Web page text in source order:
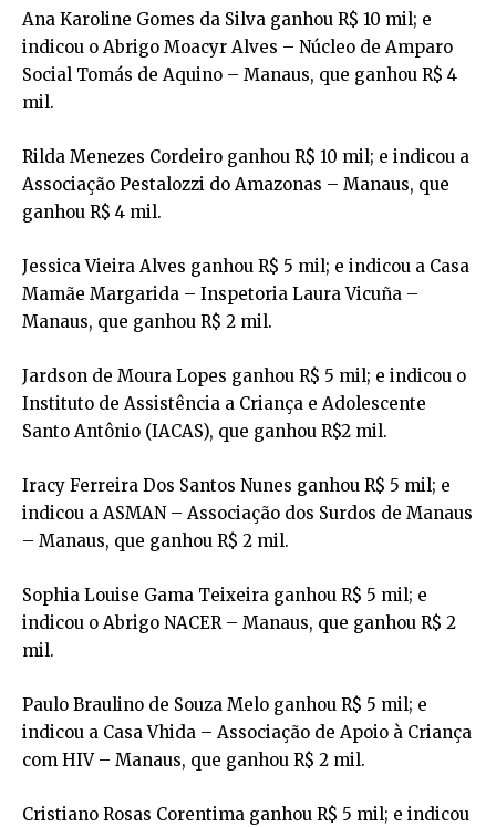
Ana Karoline Gomes da Silva ganhou R$ 10 mil; e
indicou o Abrigo Moacyr Alves – Núcleo de Amparo
Social Tomás de Aquino – Manaus, que ganhou R$ 4
mil.
Rilda Menezes Cordeiro ganhou R$ 10 mil; e indicou a
Associação Pestalozzi do Amazonas – Manaus, que
ganhou R$ 4 mil.
Jessica Vieira Alves ganhou R$ 5 mil; e indicou a Casa
Mamãe Margarida – Inspetoria Laura Vicuña –
Manaus, que ganhou R$ 2 mil.
Jardson de Moura Lopes ganhou R$ 5 mil; e indicou o
Instituto de Assistência a Criança e Adolescente
Santo Antônio (IACAS), que ganhou R$2 mil.
Iracy Ferreira Dos Santos Nunes ganhou R$ 5 mil; e
indicou a ASMAN – Associação dos Surdos de Manaus
– Manaus, que ganhou R$ 2 mil.
Sophia Louise Gama Teixeira ganhou R$ 5 mil; e
indicou o Abrigo NACER – Manaus, que ganhou R$ 2
mil.
Paulo Braulino de Souza Melo ganhou R$ 5 mil; e
indicou a Casa Vhida – Associação de Apoio à Criança
com HIV – Manaus, que ganhou R$ 2 mil.
Cristiano Rosas Corentima ganhou R$ 5 mil; e indicou